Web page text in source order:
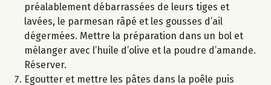
préalablement débarrassées de leurs tiges et
lavées, le parmesan râpé et les gousses d’ail
dégermées. Mettre la préparation dans un bol et
mélanger avec l’huile d’olive et la poudre d’amande.
Réserver.
Egoutter et mettre les pâtes dans la poêle puis